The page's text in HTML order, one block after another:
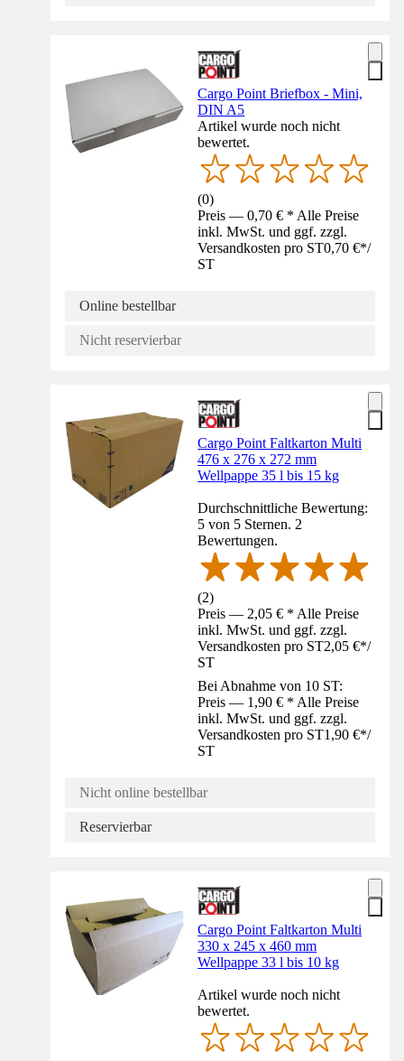
Cargo Point Briefbox - Mini,
DIN A5
Artikel wurde noch nicht
bewertet.
(0)
Preis — 0,70 € * Alle Preise
inkl. MwSt. und ggf. zzgl.
Versandkosten pro ST0,70 €*/
ST
Online bestellbar
Nicht reservierbar
Cargo Point Faltkarton Multi
476 x 276 x 272 mm
Wellpappe 35 l bis 15 kg
Durchschnittliche Bewertung:
5 von 5 Sternen. 2
Bewertungen.
(2)
Preis — 2,05 € * Alle Preise
inkl. MwSt. und ggf. zzgl.
Versandkosten pro ST2,05 €*/
ST
Bei Abnahme von 10 ST:
Preis — 1,90 € * Alle Preise
inkl. MwSt. und ggf. zzgl.
Versandkosten pro ST1,90 €*/
ST
Nicht online bestellbar
Reservierbar
Cargo Point Faltkarton Multi
330 x 245 x 460 mm
Wellpappe 33 l bis 10 kg
Artikel wurde noch nicht
bewertet.